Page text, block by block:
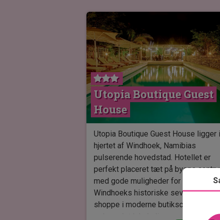
Utopia Boutique Guest
House
Utopia Boutique Guest House ligger i
hjertet af Windhoek, Namibias
pulserende hovedstad. Hotellet er
perfekt placeret tæt på byens
med gode muligheder for at
Windhoeks historiske
shoppe i moderne butikscentre eller